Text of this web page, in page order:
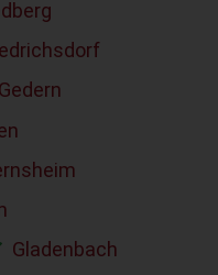
Gedern
Gladenbach